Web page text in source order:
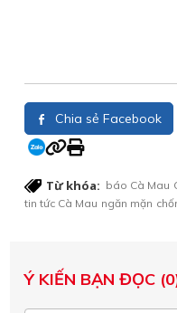
Chia sẻ Facebook
Từ khóa: báo Cà Mau
tin tức Cà Mau ngăn mặn
Ý KIẾN BẠN ĐỌC